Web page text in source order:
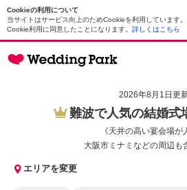
Cookieの利用について
当サイトはサービス向上のためCookieを利用しています
Cookie利用に同意したことになります。 詳しくはこちら
2026年8月1日更
難波で人気の結婚式
《天井の高い宴会場が
大阪市ミナミなどの周辺も
エリアを変更